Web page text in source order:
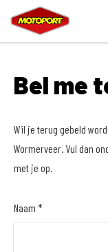
Bel me
Wil je terug gebeld
Wormerveer. Vul dan
met je op.
Naam *